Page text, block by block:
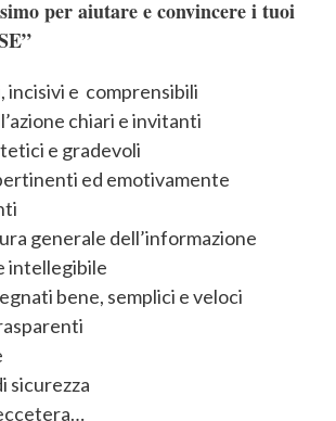
per aiutare e convincere i tuoi
incisivi e comprensibili
chiari e invitanti
e gradevoli
ed emotivamente
generale dell’informazione
intellegibile
bene, semplici e veloci
sicurezza